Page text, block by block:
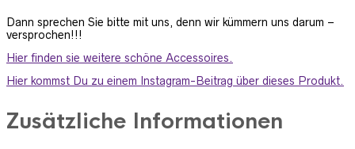
Dann sprechen Sie bitte mit uns, denn wir kümmern uns darum –
versprochen!!!
Hier finden sie weitere schöne Accessoires.
Hier kommst Du zu einem Instagram-Beitrag über dieses Produkt.
Zusätzliche Informationen